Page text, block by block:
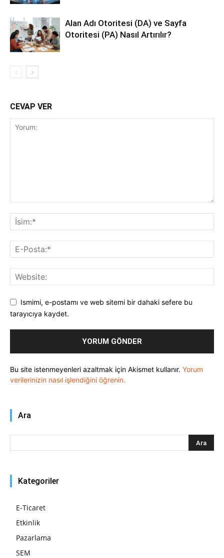
Alan Adı Otoritesi (DA) ve Sayfa
Otoritesi (PA) Nasıl Artırılır?
CEVAP VER
Ismimi, e-postamı ve web sitemi bir dahaki sefere bu
tarayıcıya kaydet.
Bu site istenmeyenleri azaltmak için Akismet kullanır. Yorum
verilerinizin nasıl işlendiğini öğrenin.
Ara
Kategoriler
E-Ticaret
Etkinlik
Pazarlama
SEM